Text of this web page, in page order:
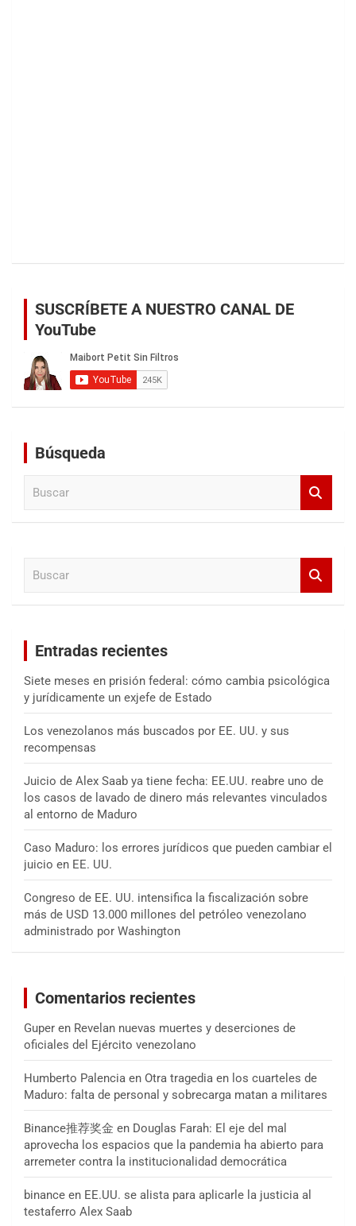
SUSCRÍBETE A NUESTRO CANAL DE
YouTube
Búsqueda
Entradas recientes
Siete meses en prisión federal: cómo cambia psicológica
y jurídicamente un exjefe de Estado
Los venezolanos más buscados por EE. UU. y sus
recompensas
Juicio de Alex Saab ya tiene fecha: EE.UU. reabre uno de
los casos de lavado de dinero más relevantes vinculados
al entorno de Maduro
Caso Maduro: los errores jurídicos que pueden cambiar el
juicio en EE. UU.
Congreso de EE. UU. intensifica la fiscalización sobre
más de USD 13.000 millones del petróleo venezolano
administrado por Washington
Comentarios recientes
Guper en Revelan nuevas muertes y deserciones de
oficiales del Ejército venezolano
Humberto Palencia en Otra tragedia en los cuarteles de
Maduro: falta de personal y sobrecarga matan a militares
Binance推荐奖金 en Douglas Farah: El eje del mal
aprovecha los espacios que la pandemia ha abierto para
arremeter contra la institucionalidad democrática
binance en EE.UU. se alista para aplicarle la justicia al
testaferro Alex Saab